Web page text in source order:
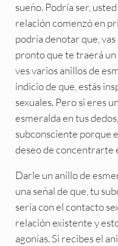
sueño. Podría ser,
relación comenzó en
podría denotar que,
pronto que te traerá
ves varios anillos de
indicio de que, estás
sexuales. Pero si eres
esmeralda en tus
subconsciente porque
deseo de concentrarte
Darle un anillo de
una señal de que, tu
seria con el contacto
relación existente y
agonías. Si recibes el